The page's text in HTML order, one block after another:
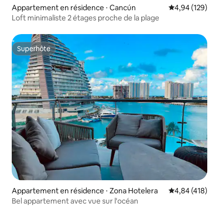
Appartement en résidence ⋅ Cancún Évaluation
4,94 (129)
Loft minimaliste 2 étages proche de la plage
Superhôte
Superhôte
Appartement en résidence ⋅ Zona Hotelera Évaluation
4,84 (418)
Bel appartement avec vue sur l'océan